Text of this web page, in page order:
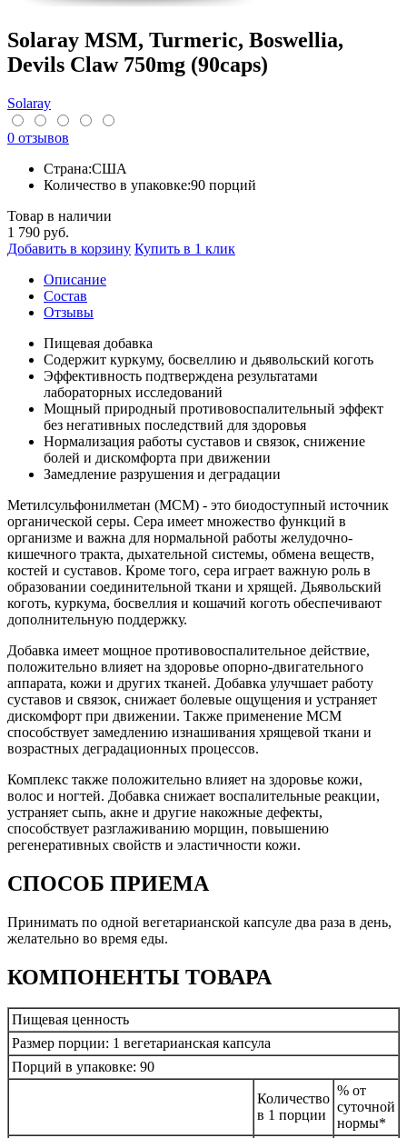
Solaray MSM, Turmeric, Boswellia,
Devils Claw 750mg (90caps)
Solaray
0 отзывов
Страна:США
Количество в упаковке:90 порций
Товар в наличии
1 790 руб.
Добавить в корзину Купить в 1 клик
Описание
Cостав
Отзывы
Пищевая добавка
Содержит куркуму, босвеллию и дьявольский коготь
Эффективность подтверждена результатами
лабораторных исследований
Мощный природный противовоспалительный эффект
без негативных последствий для здоровья
Нормализация работы суставов и связок, снижение
болей и дискомфорта при движении
Замедление разрушения и деградации
Метилсульфонилметан (МСМ) - это биодоступный источник
органической серы. Сера имеет множество функций в
организме и важна для нормальной работы желудочно-
кишечного тракта, дыхательной системы, обмена веществ,
костей и суставов. Кроме того, сера играет важную роль в
образовании соединительной ткани и хрящей. Дьявольский
коготь, куркума, босвеллия и кошачий коготь обеспечивают
дополнительную поддержку.
Добавка имеет мощное противовоспалительное действие,
положительно влияет на здоровье опорно-двигательного
аппарата, кожи и других тканей. Добавка улучшает работу
суставов и связок, снижает болевые ощущения и устраняет
дискомфорт при движении. Также применение МСМ
способствует замедлению изнашивания хрящевой ткани и
возрастных деградационных процессов.
Комплекс также положительно влияет на здоровье кожи,
волос и ногтей. Добавка снижает воспалительные реакции,
устраняет сыпь, акне и другие накожные дефекты,
способствует разглаживанию морщин, повышению
регенеративных свойств и эластичности кожи.
СПОСОБ ПРИЕМА
Принимать по одной вегетарианской капсуле два раза в день,
желательно во время еды.
КОМПОНЕНТЫ ТОВАРА
Пищевая ценность
Размер порции: 1 вегетарианская капсула
Порций в упаковке: 90
Количество
в 1 порции
% от
суточной
нормы*